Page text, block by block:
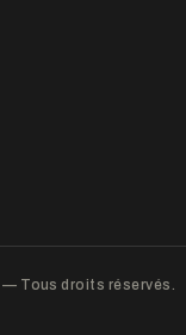
Tous droits réservés.